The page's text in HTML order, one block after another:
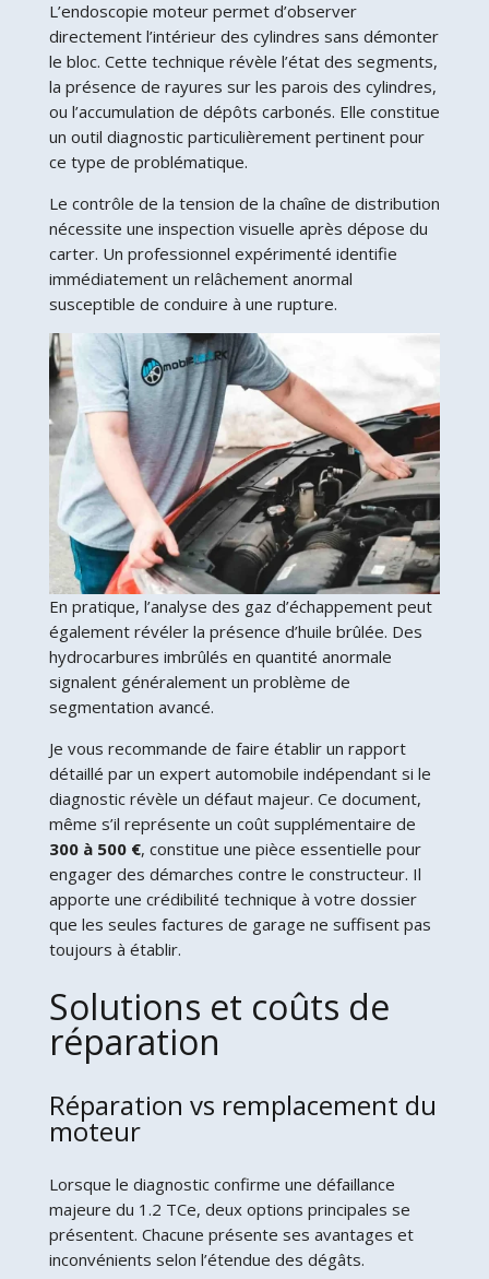
L’endoscopie moteur permet d’observer
directement l’intérieur des cylindres sans démonter
le bloc. Cette technique révèle l’état des segments,
la présence de rayures sur les parois des cylindres,
ou l’accumulation de dépôts carbonés. Elle constitue
un outil diagnostic particulièrement pertinent pour
ce type de problématique.
Le contrôle de la tension de la chaîne de distribution
nécessite une inspection visuelle après dépose du
carter. Un professionnel expérimenté identifie
immédiatement un relâchement anormal
susceptible de conduire à une rupture.
En pratique, l’analyse des gaz d’échappement peut
également révéler la présence d’huile brûlée. Des
hydrocarbures imbrûlés en quantité anormale
signalent généralement un problème de
segmentation avancé.
Je vous recommande de faire établir un rapport
détaillé par un expert automobile indépendant si le
diagnostic révèle un défaut majeur. Ce document,
même s’il représente un coût supplémentaire de
300 à 500 €, constitue une pièce essentielle pour
engager des démarches contre le constructeur. Il
apporte une crédibilité technique à votre dossier
que les seules factures de garage ne suffisent pas
toujours à établir.
Solutions et coûts de
réparation
Réparation vs remplacement du
moteur
Lorsque le diagnostic confirme une défaillance
majeure du 1.2 TCe, deux options principales se
présentent. Chacune présente ses avantages et
inconvénients selon l’étendue des dégâts.